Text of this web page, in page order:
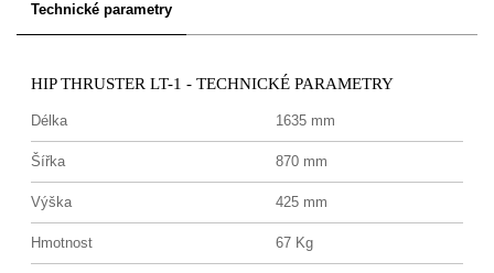
Technické parametry
HIP THRUSTER LT-1 - TECHNICKÉ PARAMETRY
Délka 1635 mm
Šířka 870 mm
Výška 425 mm
Hmotnost 67 Kg